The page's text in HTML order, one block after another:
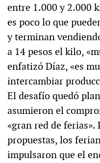
entre 1.000 y 2.000
es poco lo que
y terminan
a 14 pesos el kilo,
enfatizó Díaz, «es
intercambiar
El desafío quedó
asumieron el
«gran red de ferias».
propuestas, los
impulsaron que el